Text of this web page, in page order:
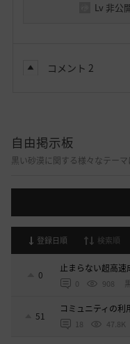
Lv 非公
コメント 2
自由掲示板
黒い砂漠に関する様々なテー
登録日順 検索順
0
止まらない超高速
0 908
51
コミュニティの利
18 47.8K